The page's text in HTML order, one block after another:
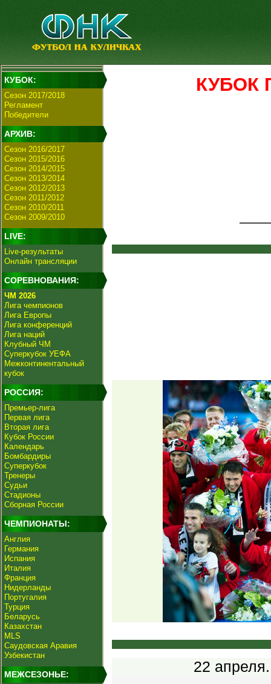
КУБОК:
Сезон 2017/2018
Регламент
Победители
АРХИВ:
Сезон 2016/2017
Сезон 2015/2016
Сезон 2014/2015
Сезон 2013/2014
Сезон 2012/2013
Сезон 2011/2012
Сезон 2010/2011
Сезон 2009/2010
LIVE:
Live-результаты
Онлайн трансляции
СОРЕВНОВАНИЯ:
ЧМ 2026
Лига чемпионов
Лига Европы
Лига конференций
Лига наций
Клубный ЧМ
Суперкубок УЕФА
Межконтинентальный
кубок
РОССИЯ:
Премьер-лига
Первая лига
Вторая лига
Кубок России
Календарь
Бомбардиры
Суперкубок
Тренеры
Судьи
Стадионы
Сборная России
ЧЕМПИОНАТЫ:
Англия
Германия
Испания
Италия
Франция
Нидерланды
Португалия
Турция
Беларусь
Казахстан
MLS
Саудовская Аравия
Узбекистан
МЕЖСЕЗОНЬЕ:
КУБОК
22